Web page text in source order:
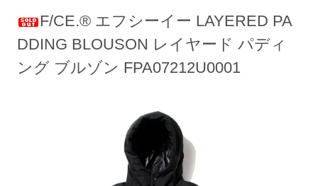
F/CE.®︎ エフシーイー LAYERED PA
DDING BLOUSON レイヤード パディ
ング ブルゾン FPA07212U0001